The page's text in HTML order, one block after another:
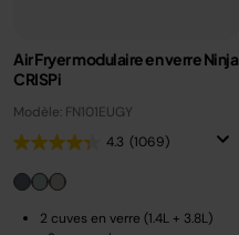
Air Fryer modulaire en verre Ninja
CRISPi
Modèle: FN101EUGY
4.3 (1069)
2 cuves en verre (1.4L + 3.8L)